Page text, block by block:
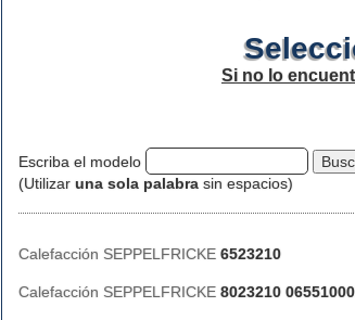
Si no lo
Escriba el modelo
(Utilizar una sola palabra sin espacios)
Calefacción SEPPELFRICKE 6523210
Calefacción SEPPELFRICKE 8023210